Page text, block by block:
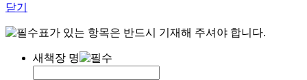
닫기
표가 있는 항목은 반드시 기재해 주셔야 합니다.
새책장 명